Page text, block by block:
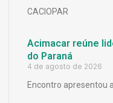
CACIOPAR
Acimacar reúne
do Paraná
4 de agosto de 2026
Encontro apresentou